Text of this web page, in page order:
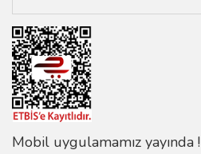
Mobil uygulamamız yayında !